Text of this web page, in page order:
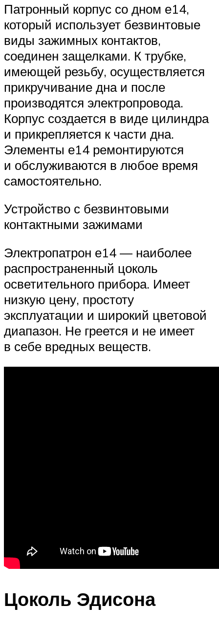
Патронный корпус со дном е14,
который использует безвинтовые
виды зажимных контактов,
соединен защелками. К трубке,
имеющей резьбу, осуществляется
прикручивание дна и после
производятся электропровода.
Корпус создается в виде цилиндра
и прикрепляется к части дна.
Элементы е14 ремонтируются
и обслуживаются в любое время
самостоятельно.
Устройство с безвинтовыми
контактными зажимами
Электропатрон е14 — наиболее
распространенный цоколь
осветительного прибора. Имеет
низкую цену, простоту
эксплуатации и широкий цветовой
диапазон. Не греется и не имеет
в себе вредных веществ.
Цоколь Эдисона